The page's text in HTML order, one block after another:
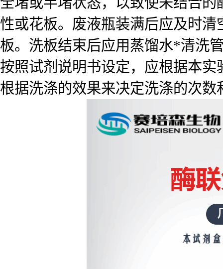
性或花板。废液瓶装满后应及时
板。洗板结束后应用蒸馏水*清洗
按照试剂说明书设定，应根据本
根据洗涤的效果来决定洗涤的次